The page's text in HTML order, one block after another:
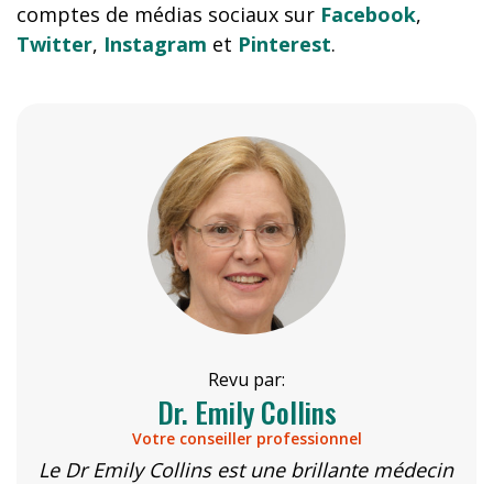
comptes de médias sociaux sur Facebook,
Twitter, Instagram et Pinterest.
Revu par:
Dr. Emily Collins
Votre conseiller professionnel
Le Dr Emily Collins est une brillante médecin